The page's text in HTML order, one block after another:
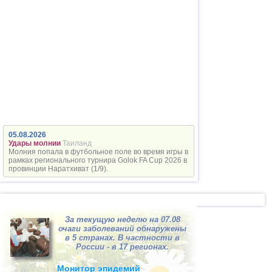
05.06
Китай
Метеорит над Гонконгом
Космическая
06.06
Земля
Активность Солнца
Космическая
США
Техасе
06.06
США
Метеорит над США
Космическая
угроза
06.06
Краснодарский край
05.08.2026
Удары молнии Таиланд
Молния попала в футбольное поле во время игры в
рамках регионального турнира Golok FA Cup 2026 в
провинции Наратхиват (1/9).
За текущую неделю на 07.08
очаги заболеваний обнаружены
в 5 странах. В частности в
России - в 17 регионах.
Монитор эпидемий